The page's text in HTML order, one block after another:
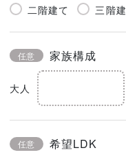
二階建て 三階
任意 家族構成
大人
任意 希望LDK